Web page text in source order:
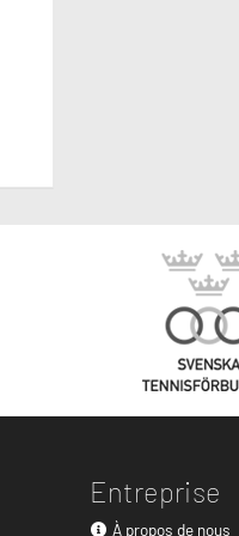
Entreprise
À propos de nous